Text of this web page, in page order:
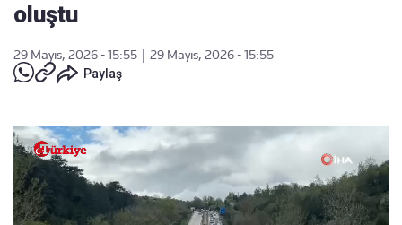
oluştu
29 Mayıs, 2026 - 15:55
29 Mayıs, 2026 - 15:55
Paylaş